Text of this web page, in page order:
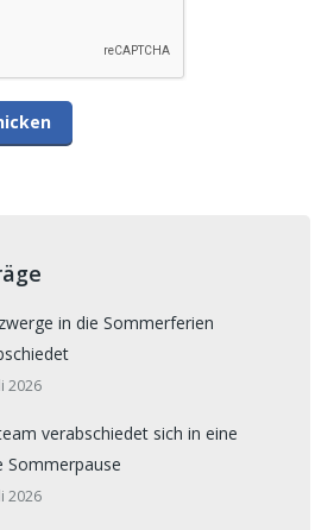
in die Sommerferien
2026
verabschiedet sich in eine
Sommerpause
2026